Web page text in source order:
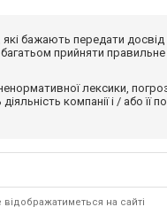
які бажають передати
прийняти
лексики,
компанії і / або
на сайті